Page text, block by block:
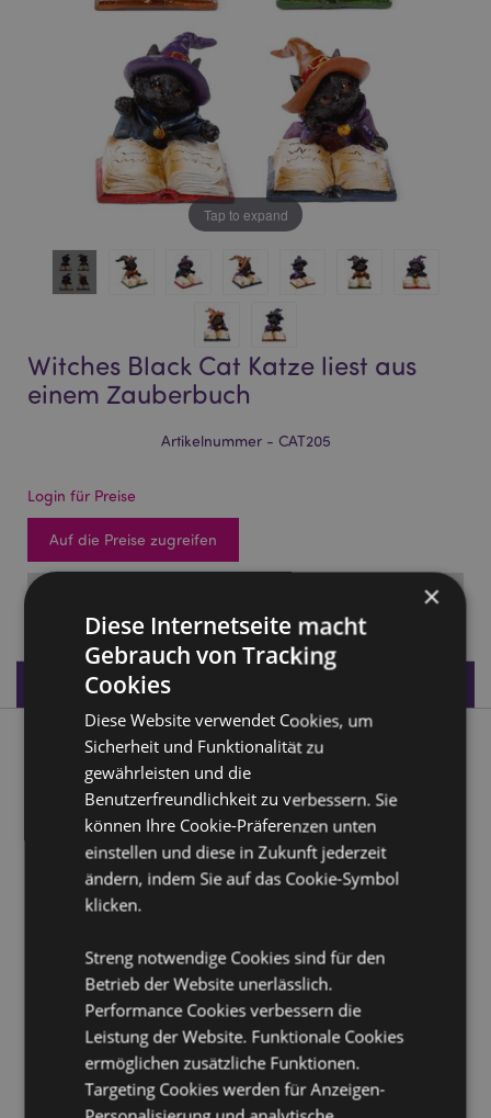
Tap to expand
Witches Black Cat Katze liest aus
einem Zauberbuch
Artikelnummer - CAT205
Login für Preise
Auf die Preise zugreifen
Produktdaten
Produktbeschreibung
Witches Black Cat Katze liest aus einem Zauberbuch
Material:
Saisonaler Feiertag/ festlicher Anlass:Halloween
Möchten Sie mehr über den Einkauf bei Puckator
erfahren?Dann lesen Sie unseren Leitfaden für
Produktattribute
Höhe 6cm Breite 6cm Tiefe 7cm
×
Diese Internetseite macht
Gebrauch von Tracking
Cookies
Diese Website verwendet Cookies, um
Sicherheit und Funktionalität zu
gewährleisten und die
Benutzerfreundlichkeit zu verbessern. Sie
können Ihre Cookie-Präferenzen unten
einstellen und diese in Zukunft jederzeit
ändern, indem Sie auf das Cookie-Symbol
klicken.
Streng notwendige Cookies sind für den
Betrieb der Website unerlässlich.
Performance Cookies verbessern die
Leistung der Website. Funktionale Cookies
ermöglichen zusätzliche Funktionen.
Targeting Cookies werden für Anzeigen-